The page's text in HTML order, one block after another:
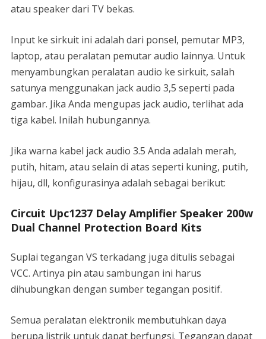
atau speaker dari TV bekas.
Input ke sirkuit ini adalah dari ponsel, pemutar MP3,
laptop, atau peralatan pemutar audio lainnya. Untuk
menyambungkan peralatan audio ke sirkuit, salah
satunya menggunakan jack audio 3,5 seperti pada
gambar. Jika Anda mengupas jack audio, terlihat ada
tiga kabel. Inilah hubungannya.
Jika warna kabel jack audio 3.5 Anda adalah merah,
putih, hitam, atau selain di atas seperti kuning, putih,
hijau, dll, konfigurasinya adalah sebagai berikut:
Circuit Upc1237 Delay Amplifier Speaker 200w
Dual Channel Protection Board Kits
Suplai tegangan VS terkadang juga ditulis sebagai
VCC. Artinya pin atau sambungan ini harus
dihubungkan dengan sumber tegangan positif.
Semua peralatan elektronik membutuhkan daya
berupa listrik untuk dapat berfungsi. Tegangan dapat